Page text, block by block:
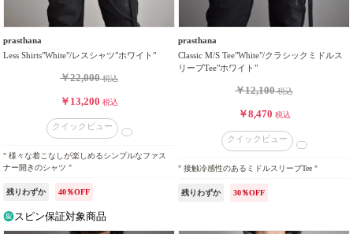
prasthana
Less Shirts"White"/レスシャツ"ホワイト"
￥22,000税込
￥13,200 税込
クイックビュー
" 様々な着こなしが楽しめるシンプルなファス
ナー開きのシャツ "
残りわずか 40％OFF
スピン保証対象商品
prasthana
Classic M/S Tee"White"/クラシックミドルス
リーブTee"ホワイト"
￥12,100税込
￥8,470 税込
クイックビュー
" 接触冷感性のあるミドルスリーブTee "
残りわずか 30％OFF